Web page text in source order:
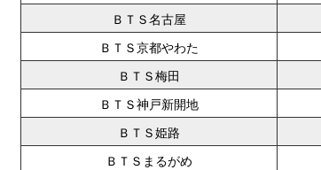
ＢＴＳ名古屋
ＢＴＳ京都やわた
ＢＴＳ梅田
ＢＴＳ神戸新開地
ＢＴＳ姫路
ＢＴＳまるがめ